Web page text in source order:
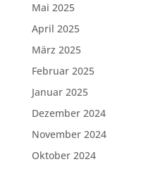
Mai 2025
April 2025
März 2025
Februar 2025
Januar 2025
Dezember 2024
November 2024
Oktober 2024